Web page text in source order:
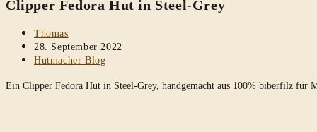
durchsuchen
Clipper Fedora Hut in Steel-Grey
Beitrags-
Autor:
Thomas
Beitrag
veröffentlicht:
28. September 2022
Beitrags-
Hutmacher Blog
Ein Clipper Fedora Hut in Steel-Grey, handgemacht aus 100% biberfilz für